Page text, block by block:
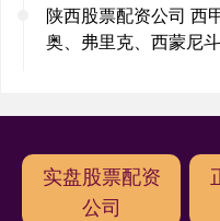
陕西股票配资公司 西
奥、弗里克、西蒙尼
实盘股票配资
公司